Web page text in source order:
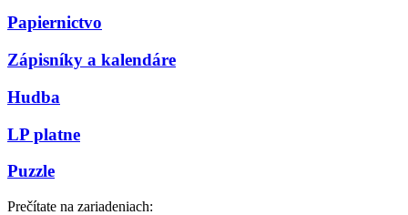
Papiernictvo
Zápisníky a kalendáre
Hudba
LP platne
Puzzle
Prečítate na zariadeniach: